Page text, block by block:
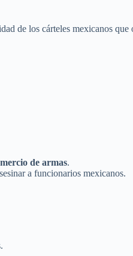
de los cárteles mexicanos
de armas.
a funcionarios mexicanos.